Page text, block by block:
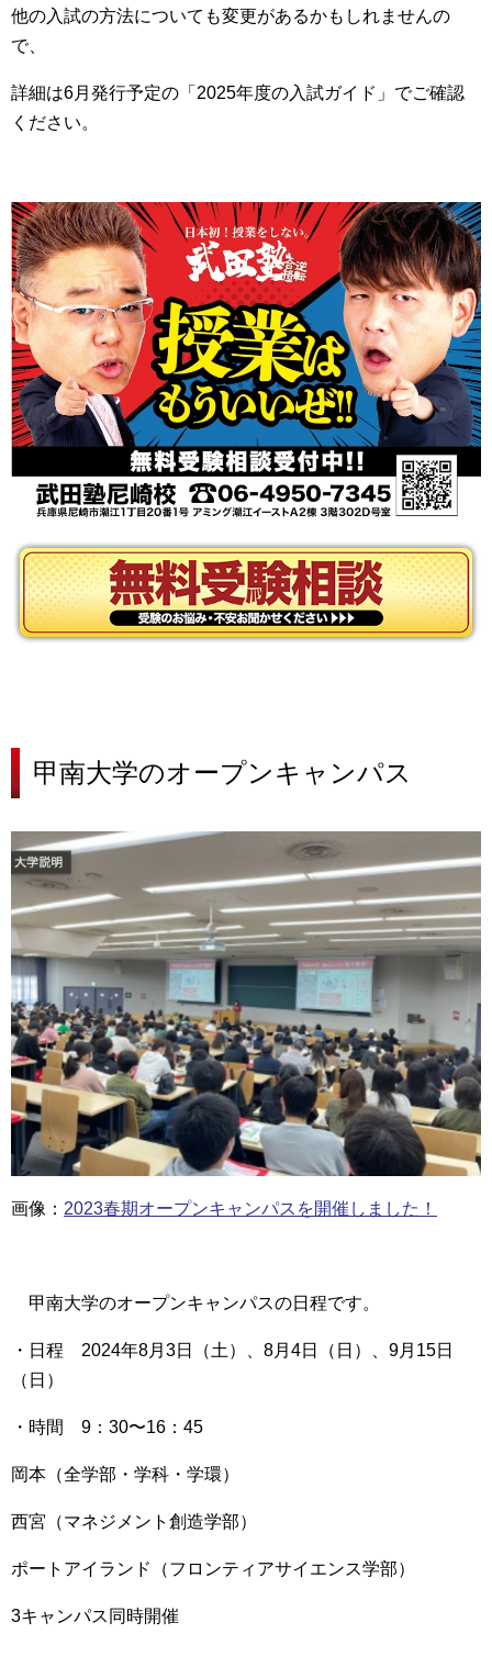
他の入試の方法についても変更があるかもしれませんの
で、
詳細は6月発行予定の「2025年度の入試ガイド」でご確認
ください。
甲南大学のオープンキャンパス
画像： 2023春期オープンキャンパスを開催しました！
甲南大学のオープンキャンパスの日程です。
・日程 2024年8月3日（土）、8月4日（日）、9月15日
（日）
・時間 9：30〜16：45
岡本（全学部・学科・学環）
西宮（マネジメント創造学部）
ポートアイランド（フロンティアサイエンス学部）
3キャンパス同時開催